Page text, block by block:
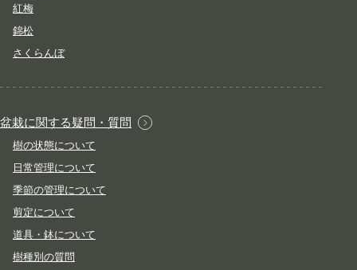
紅梅
錦松
さくらんぼ
盆栽に関する疑問・質問
樹の状態について
日常管理について
季節の管理について
剪定について
道具・鉢について
樹種別の質問